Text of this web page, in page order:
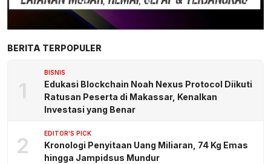
BERITA TERPOPULER
1
BISNIS
Edukasi Blockchain Noah Nexus Protocol Diikuti
Ratusan Peserta di Makassar, Kenalkan
Investasi yang Benar
2 EDITOR'S PICK
Kronologi Penyitaan Uang Miliaran, 74 Kg Emas
hingga Jampidsus Mundur